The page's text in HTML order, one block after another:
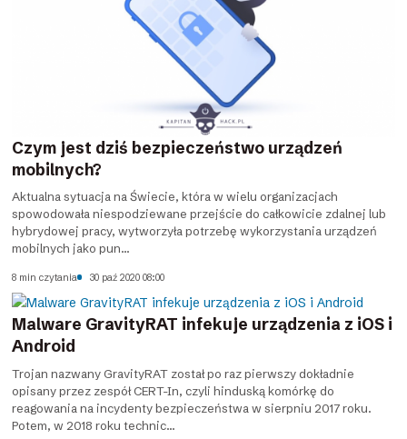
Czym jest dziś bezpieczeństwo urządzeń
mobilnych?
Aktualna sytuacja na Świecie, która w wielu organizacjach
spowodowała niespodziewane przejście do całkowicie zdalnej lub
hybrydowej pracy, wytworzyła potrzebę wykorzystania urządzeń
mobilnych jako pun...
8 min czytania 30 paź 2020 08:00
Malware GravityRAT infekuje urządzenia z iOS i
Android
Trojan nazwany GravityRAT został po raz pierwszy dokładnie
opisany przez zespół CERT-In, czyli hinduską komórkę do
reagowania na incydenty bezpieczeństwa w sierpniu 2017 roku.
Potem, w 2018 roku technic...